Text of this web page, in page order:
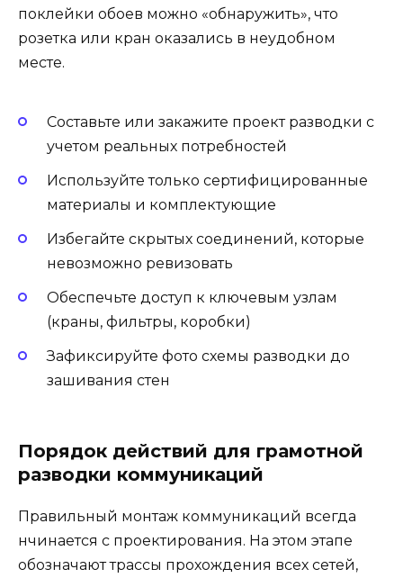
поклейки обоев можно «обнаружить», что
розетка или кран оказались в неудобном
месте.
Составьте или закажите проект разводки с
учетом реальных потребностей
Используйте только сертифицированные
материалы и комплектующие
Избегайте скрытых соединений, которые
невозможно ревизовать
Обеспечьте доступ к ключевым узлам
(краны, фильтры, коробки)
Зафиксируйте фото схемы разводки до
зашивания стен
Порядок действий для грамотной
разводки коммуникаций
Правильный монтаж коммуникаций всегда
нчинается с проектирования. На этом этапе
обозначают трассы прохождения всех сетей,